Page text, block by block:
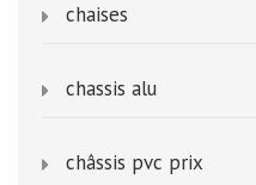
chaises
chassis alu
châssis pvc prix